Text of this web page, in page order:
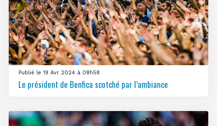
Publié le 19 Avr 2024 à 08h58
Le président de Benfica scotché par l’ambiance